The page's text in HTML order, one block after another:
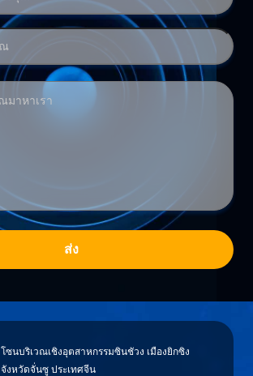
ส่ง
โซนบริเวณเชิงอุตสาหกรรมซินชัวง เมืองยิกซิง
จังหวัดจั่นซู ประเทศจีน